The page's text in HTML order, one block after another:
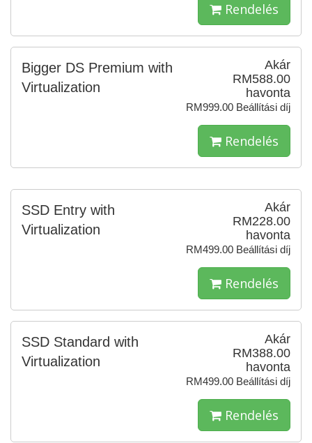
Rendelés
Akár
RM588.00
havonta
RM999.00 Beállítási díj
Bigger DS Premium with
Virtualization
Rendelés
Akár
RM228.00
havonta
RM499.00 Beállítási díj
SSD Entry with
Virtualization
Rendelés
Akár
RM388.00
havonta
RM499.00 Beállítási díj
SSD Standard with
Virtualization
Rendelés